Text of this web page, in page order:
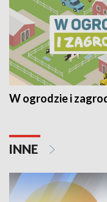
W ogrodzie i
INNE